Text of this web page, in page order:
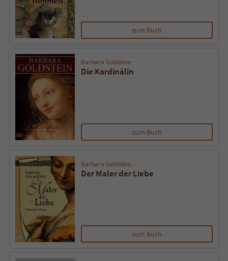
zum Buch
Barbara Goldstein
Die Kardinälin
zum Buch
Barbara Goldstein
Der Maler der Liebe
zum Buch